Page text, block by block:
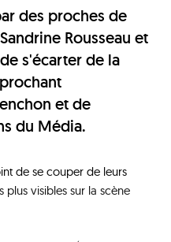
des proches de
Rousseau et
s'écarter de la
et de
du Média.
de se couper de leurs
visibles sur la scène